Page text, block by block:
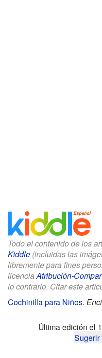
Todo el contenido de los
Kiddle (incluidas las
libremente para fines
licenciaAtribución-
lo contrario. Citar este
Cochinilla para Niños.
Última edición el
Sugerir